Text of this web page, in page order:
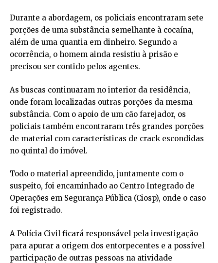
Durante a abordagem, os policiais encontraram sete
porções de uma substância semelhante à cocaína,
além de uma quantia em dinheiro. Segundo a
ocorrência, o homem ainda resistiu à prisão e
precisou ser contido pelos agentes.
As buscas continuaram no interior da residência,
onde foram localizadas outras porções da mesma
substância. Com o apoio de um cão farejador, os
policiais também encontraram três grandes porções
de material com características de crack escondidas
no quintal do imóvel.
Todo o material apreendido, juntamente com o
suspeito, foi encaminhado ao Centro Integrado de
Operações em Segurança Pública (Ciosp), onde o caso
foi registrado.
A Polícia Civil ficará responsável pela investigação
para apurar a origem dos entorpecentes e a possível
participação de outras pessoas na atividade